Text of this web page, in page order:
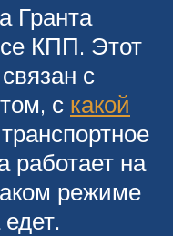
Гранта
КПП. Этот
с
с какой
транспортное
работает на
режиме